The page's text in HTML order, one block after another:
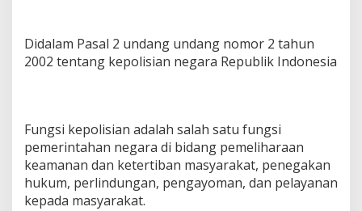
Didalam Pasal 2 undang undang nomor 2 tahun
2002 tentang kepolisian negara Republik Indonesia
Fungsi kepolisian adalah salah satu fungsi
pemerintahan negara di bidang pemeliharaan
keamanan dan ketertiban masyarakat, penegakan
hukum, perlindungan, pengayoman, dan pelayanan
kepada masyarakat.